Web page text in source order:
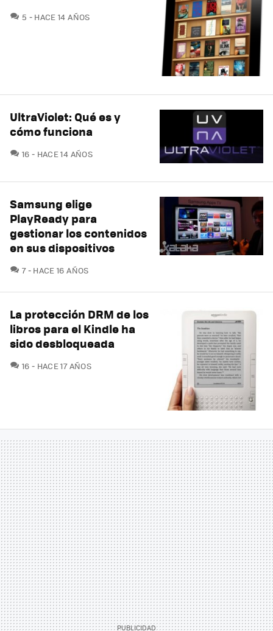
5 COMENTARIOS
HACE 14 AÑOS
UltraViolet: Qué es y
cómo funciona
16 COMENTARIOS
HACE 14 AÑOS
Samsung elige
PlayReady para
gestionar los contenidos
en sus dispositivos
7COMENTARIOS
HACE 16 AÑOS
La protección DRM de los
libros para el Kindle ha
sido desbloqueada
16 COMENTARIOS
HACE 17 AÑOS